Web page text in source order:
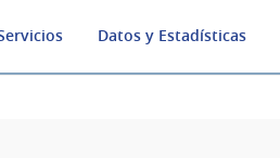
Datos y Estadísticas